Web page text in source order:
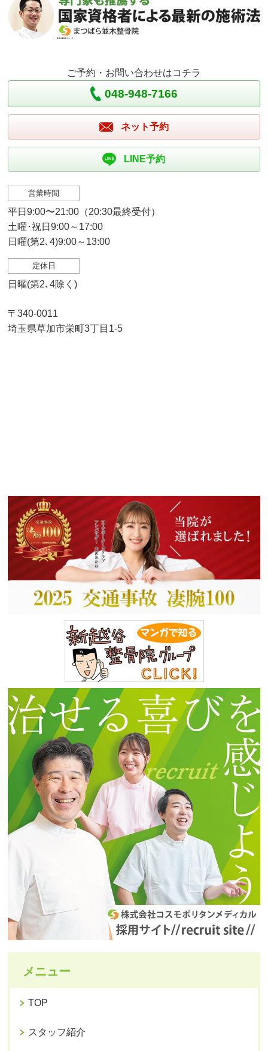
ご予約・お問い合わせはコチラ
048-948-7166
ネット予約
LINE予約
営業時間
平日9:00〜21:00（20:30最終受付）
土曜･祝日9:00～17:00
日曜(第2､4)9:00～13:00
定休日
日曜(第2､4除く)
〒340-0011
埼玉県草加市栄町3丁目1-5
メニュー
TOP
スタッフ紹介